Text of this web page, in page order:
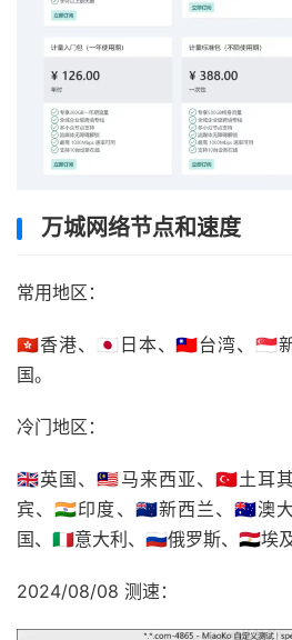
万城网络节点和速度
常用地区：
🇭🇰香港、🇯🇵日本、🇹🇼台湾、🇸🇬
国。
冷门地区：
🇬🇧英国、🇲🇾马来西亚、🇹🇷土耳
宾、🇮🇳印度、🇳🇿新西兰、🇦🇺澳
国、🇮🇹意大利、🇷🇺俄罗斯、🇪🇬埃
2024/08/08 测速：